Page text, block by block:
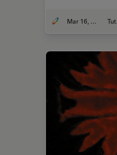
Mar 16, 2023